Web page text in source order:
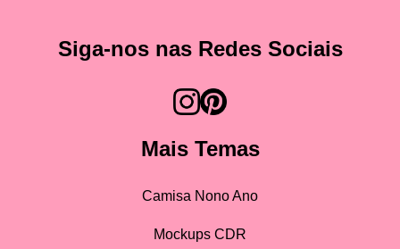
Siga-nos nas Redes Sociais
Mais Temas
Camisa Nono Ano
Mockups CDR